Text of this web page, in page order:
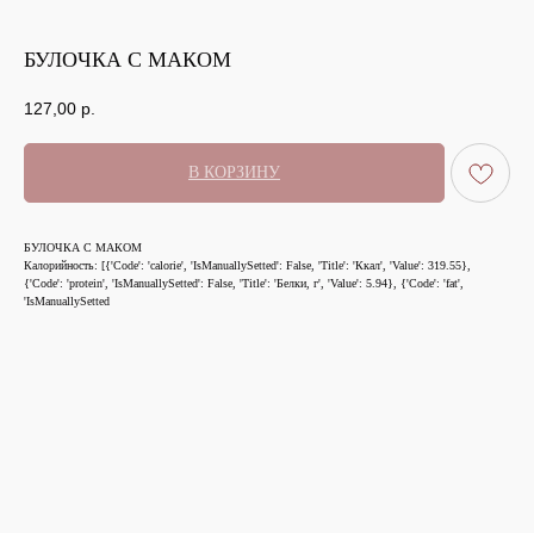
БУЛОЧКА С МАКОМ
127,00 р.
В КОРЗИНУ
БУЛОЧКА С МАКОМ
Калорийность: [{'Code': 'calorie', 'IsManuallySetted': False, 'Title': 'Ккал', 'Value': 319.55},
{'Code': 'protein', 'IsManuallySetted': False, 'Title': 'Белки, г', 'Value': 5.94}, {'Code': 'fat',
'IsManuallySetted